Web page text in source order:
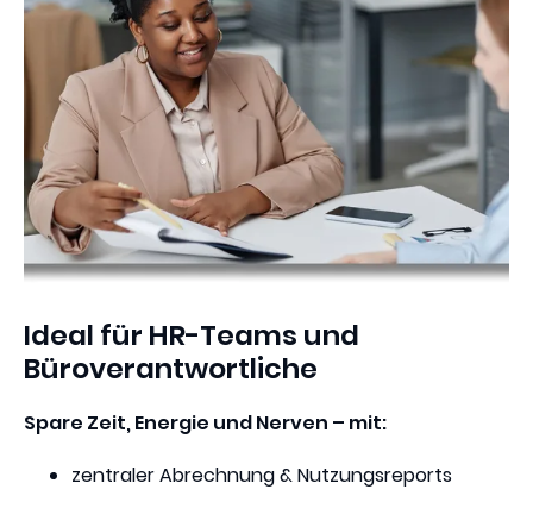
Ideal für HR-Teams und
Büroverantwortliche
Spare Zeit, Energie und Nerven – mit:
zentraler Abrechnung & Nutzungsreports